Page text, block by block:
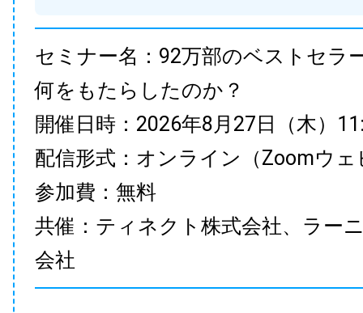
セミナー名：92万部のベストセラ
何をもたらしたのか？
開催日時：2026年8月27日（木）
配信形式：オンライン（Zoomウェ
参加費：無料
共催：ティネクト株式会社、ラー
会社